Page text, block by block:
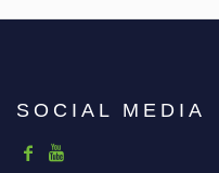
SOCIAL MEDIA